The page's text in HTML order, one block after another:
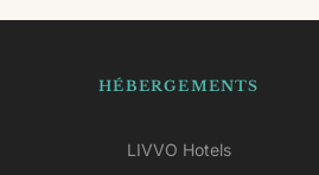
HÉBERGEMENTS
LIVVO Hotels